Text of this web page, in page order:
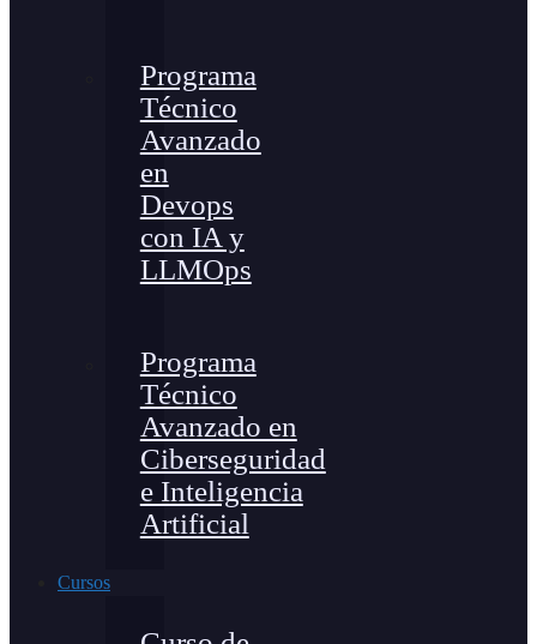
Programa
Técnico
Avanzado
en
Devops
con IA y
LLMOps
Programa
Técnico
Avanzado en
Ciberseguridad
e Inteligencia
Artificial
Cursos